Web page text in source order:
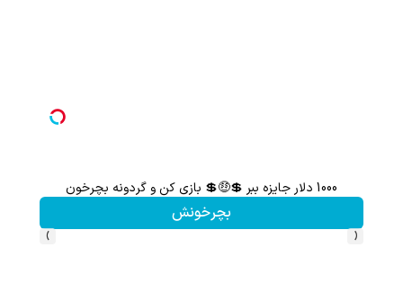
1000 دلار جایزه ببر 💲🤑💲 بازی کن و گردونه بچرخون
بچرخونش
‹
›